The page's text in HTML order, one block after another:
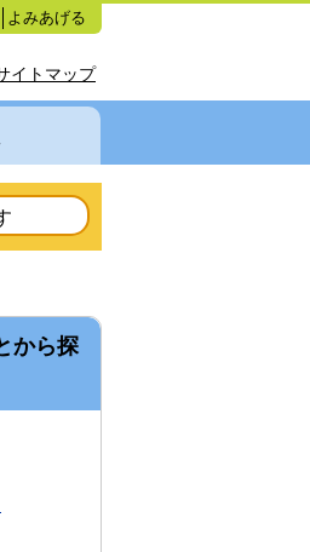
よみあげる
イトマップ
から探